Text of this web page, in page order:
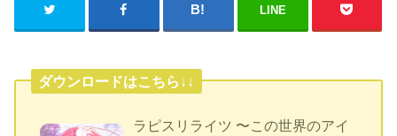
LINE
ダウンロードはこちら↓↓
ラピスリライツ 〜この世界のアイ